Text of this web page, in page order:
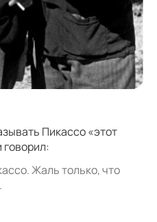
Пикассо «этот
говорил:
Жаль только, что